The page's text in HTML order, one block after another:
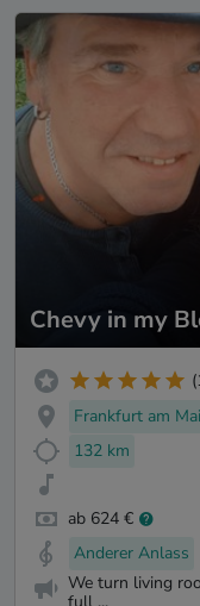
Chevy in my
Frankfurt am
132 km
ab 624 €
Anderer Anlass
We turn living